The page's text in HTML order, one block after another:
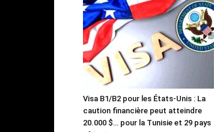
Visa B1/B2 pour les États-Unis : La
caution financière peut atteindre
20.000 $… pour la Tunisie et 29 pays